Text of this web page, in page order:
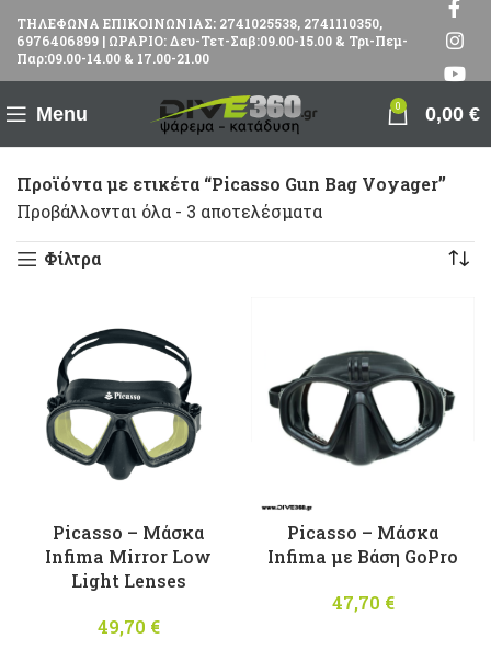
ΤΗΛΕΦΩΝΑ ΕΠΙΚΟΙΝΩΝΙΑΣ: 2741025538, 2741110350,
6976406899 | ΩΡΑΡΙΟ: Δευ-Τετ-Σαβ:09.00-15.00 & Τρι-Πεμ-
Παρ:09.00-14.00 & 17.00-21.00
Menu 0 0,00 €
Προϊόντα με ετικέτα “Picasso Gun Bag Voyager”
Προβάλλονται όλα - 3 αποτελέσματα
Φίλτρα
Picasso – Μάσκα
Infima Mirror Low
Light Lenses
49,70 €
Picasso – Μάσκα
Infima με Βάση GoPro
47,70 €